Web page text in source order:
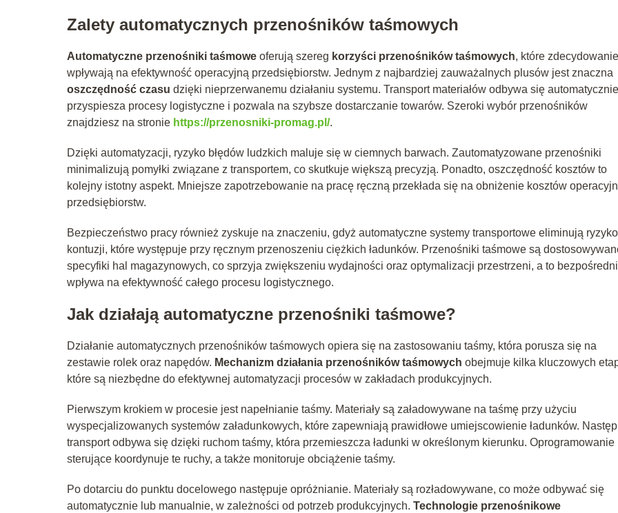
Zalety automatycznych przenośników taśmowych
Automatyczne przenośniki taśmowe oferują szereg korzyści przenośników taśmowych, które zdecydowanie
wpływają na efektywność operacyjną przedsiębiorstw. Jednym z najbardziej zauważalnych plusów jest znaczna
oszczędność czasu dzięki nieprzerwanemu działaniu systemu. Transport materiałów odbywa się
przyspiesza procesy logistyczne i pozwala na szybsze dostarczanie towarów. Szeroki wybór przenośników
znajdziesz na stronie https://przenosniki-promag.pl/.
Dzięki automatyzacji, ryzyko błędów ludzkich maluje się w ciemnych barwach. Zautomatyzowane przenośniki
minimalizują pomyłki związane z transportem, co skutkuje większą precyzją. Ponadto, oszczędność kosztów to
kolejny istotny aspekt. Mniejsze zapotrzebowanie na pracę ręczną przekłada się na obniżenie kosztów
przedsiębiorstw.
Bezpieczeństwo pracy również zyskuje na znaczeniu, gdyż automatyczne systemy transportowe eliminują ryzyko
kontuzji, które występuje przy ręcznym przenoszeniu ciężkich ładunków. Przenośniki taśmowe są
specyfiki hal magazynowych, co sprzyja zwiększeniu wydajności oraz optymalizacji przestrzeni, a to
wpływa na efektywność całego procesu logistycznego.
Jak działają automatyczne przenośniki taśmowe?
Działanie automatycznych przenośników taśmowych opiera się na zastosowaniu taśmy, która porusza się na
zestawie rolek oraz napędów. Mechanizm działania przenośników taśmowych obejmuje kilka kluczowych
które są niezbędne do efektywnej automatyzacji procesów w zakładach produkcyjnych.
Pierwszym krokiem w procesie jest napełnianie taśmy. Materiały są załadowywane na taśmę przy użyciu
wyspecjalizowanych systemów załadunkowych, które zapewniają prawidłowe umiejscowienie ładunków.
transport odbywa się dzięki ruchom taśmy, która przemieszcza ładunki w określonym kierunku. Oprogramowanie
sterujące koordynuje te ruchy, a także monitoruje obciążenie taśmy.
Po dotarciu do punktu docelowego następuje opróżnianie. Materiały są rozładowywane, co może odbywać się
automatycznie lub manualnie, w zależności od potrzeb produkcyjnych. Technologie przenośnikowe